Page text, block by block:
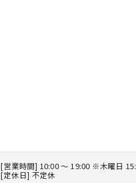
[営業時間] 10:00 〜 19:00 ※木曜日
[定休日] 不定休